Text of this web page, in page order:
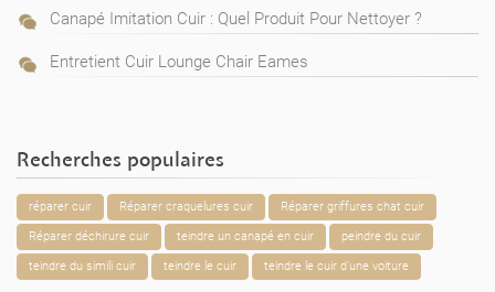
Canapé Imitation Cuir : Quel Produit Pour Nettoyer ?
Entretient Cuir Lounge Chair Eames
Recherches populaires
réparer cuir Réparer craquelures cuir Réparer griffures chat cuir
Réparer déchirure cuir teindre un canapé en cuir peindre du cuir
teindre du simili cuir teindre le cuir teindre le cuir d’une voiture